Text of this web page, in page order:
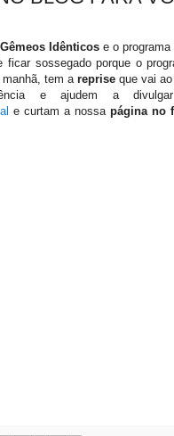
Gêmeos Idênticos e o
ficar sossegado porque o
tem areprise que vai
e ajudem a
e curtam a nossa página no